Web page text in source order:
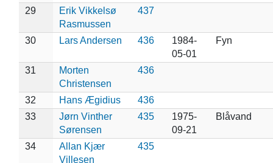
29
Erik Vikkelsø
Rasmussen
437
30 Lars Andersen 436
1984-
05-01
Fyn
31
Morten
Christensen
436
32 Hans Ægidius
436
33
Jørn Vinther
Sørensen
435
1975-
09-21
Blåvand
34
Allan Kjær
Villesen
435